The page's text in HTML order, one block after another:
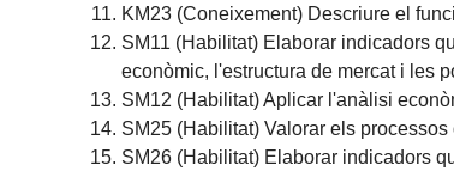
KM23 (Coneixement) Descriure el
SM11 (Habilitat) Elaborar indicadors
econòmic, l'estructura de mercat i les
SM12 (Habilitat) Aplicar l'anàlisi
SM25 (Habilitat) Valorar els
SM26 (Habilitat) Elaborar indicadors